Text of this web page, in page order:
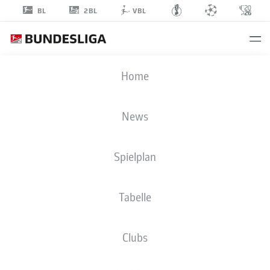
BL 2BL VBL
Home
News
Spielplan
Tabelle
Clubs
EINTRACHT BRAUNSCHWEIG